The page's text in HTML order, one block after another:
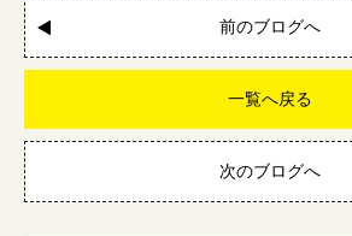
前のブログへ
一覧へ戻る
次のブログへ